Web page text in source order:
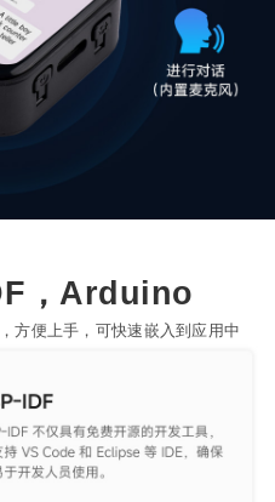
，Arduino
方便上手，可快速嵌入到应用中